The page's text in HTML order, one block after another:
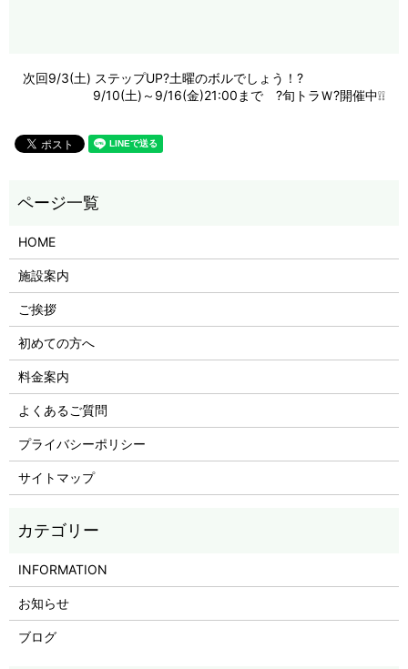
次回9/3(土) ステップUP?土曜のボルでしょう！?
9/10(土)～9/16(金)21:00まで ?旬トラＷ?開催中❕❕
HOME
施設案内
ご挨拶
初めての方へ
料金案内
よくあるご質問
プライバシーポリシー
サイトマップ
INFORMATION
お知らせ
ブログ